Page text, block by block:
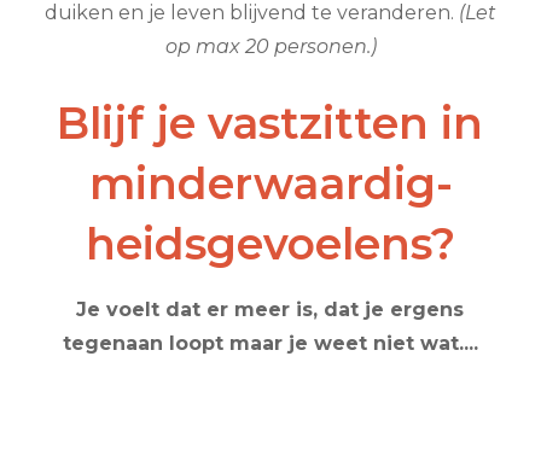
duiken en je leven blijvend te veranderen. (Let
op max 20 personen.)
Blijf je vastzitten in
minderwaardig-
heidsgevoelens?
Je voelt dat er meer is, dat je ergens
tegenaan loopt maar je weet niet wat....